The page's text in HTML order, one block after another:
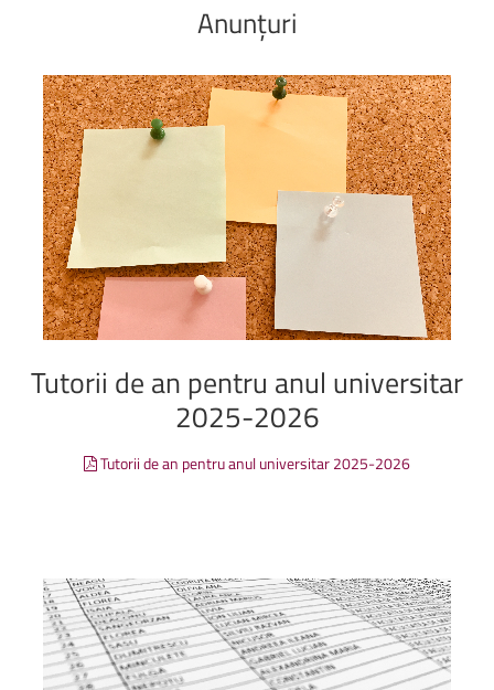
Anunțuri
Tutorii de an pentru anul universitar
2025-2026
Tutorii de an pentru anul universitar 2025-2026